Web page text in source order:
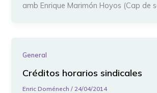
amb Enrique Marimón Hoyos (Cap de
General
Créditos horarios sindicales
Enric Doménech/24/04/2014